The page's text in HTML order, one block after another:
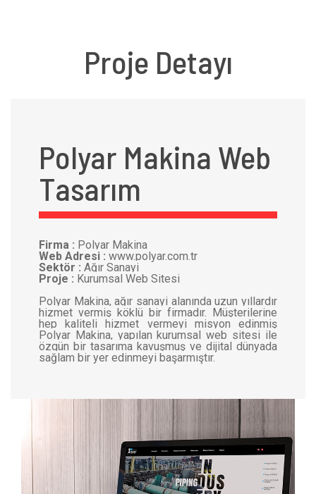
Proje Detayı
Polyar Makina Web
Tasarım
Firma : Polyar Makina
Web Adresi : www.polyar.com.tr
Sektör : Ağır Sanayi
Proje : Kurumsal Web Sitesi
Polyar Makina, ağır sanayi alanında uzun yıllardır
hizmet vermiş köklü bir firmadır. Müşterilerine
hep kaliteli hizmet vermeyi misyon edinmiş
Polyar Makina, yapılan kurumsal web sitesi ile
özgün bir tasarıma kavuşmuş ve dijital dünyada
sağlam bir yer edinmeyi başarmıştır.